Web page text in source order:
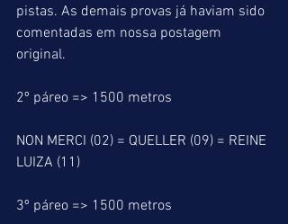
pistas. As demais provas já haviam sido
comentadas em nossa postagem
original.
2º páreo => 1500 metros
NON MERCI (02) = QUELLER (09) = REINE
LUIZA (11)
3º páreo => 1500 metros